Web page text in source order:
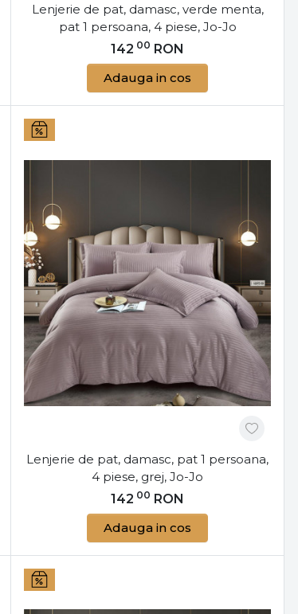
Lenjerie de pat, damasc, verde menta,
pat 1 persoana, 4 piese, Jo-Jo
142 00 RON
Adauga in cos
Lenjerie de pat, damasc, pat 1 persoana,
4 piese, grej, Jo-Jo
142 00 RON
Adauga in cos